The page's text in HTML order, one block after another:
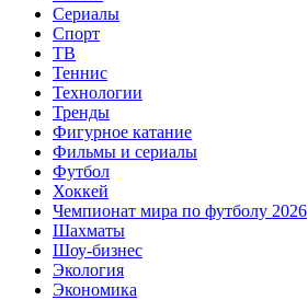
Сериалы
Спорт
ТВ
Теннис
Технологии
Тренды
Фигурное катание
Фильмы и сериалы
Футбол
Хоккей
Чемпионат мира по футболу 2026
Шахматы
Шоу-бизнес
Экология
Экономика